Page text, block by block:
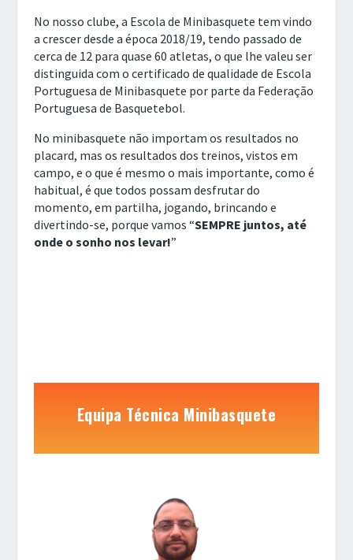
No nosso clube, a Escola de Minibasquete tem vindo
a crescer desde a época 2018/19, tendo passado de
cerca de 12 para quase 60 atletas, o que lhe valeu ser
distinguida com o certificado de qualidade de Escola
Portuguesa de Minibasquete por parte da Federação
Portuguesa de Basquetebol.
No minibasquete não importam os resultados no
placard, mas os resultados dos treinos, vistos em
campo, e o que é mesmo o mais importante, como é
habitual, é que todos possam desfrutar do
momento, em partilha, jogando, brincando e
divertindo-se, porque vamos “SEMPRE juntos, até
onde o sonho nos levar!”
Equipa Técnica Minibasquete